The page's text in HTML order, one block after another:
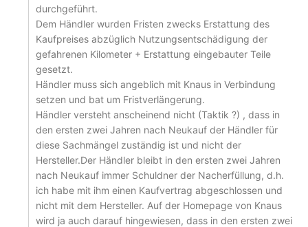
durchgeführt.
Dem Händler wurden Fristen zwecks Erstattung des
Kaufpreises abzüglich Nutzungsentschädigung der
gefahrenen Kilometer + Erstattung eingebauter Teile
gesetzt.
Händler muss sich angeblich mit Knaus in Verbindung
setzen und bat um Fristverlängerung.
Händler versteht anscheinend nicht (Taktik ?) , dass in
den ersten zwei Jahren nach Neukauf der Händler für
diese Sachmängel zuständig ist und nicht der
Hersteller.Der Händler bleibt in den ersten zwei Jahren
nach Neukauf immer Schuldner der Nacherfüllung, d.h.
ich habe mit ihm einen Kaufvertrag abgeschlossen und
nicht mit dem Hersteller. Auf der Homepage von Knaus
wird ja auch darauf hingewiesen, dass in den ersten zwei